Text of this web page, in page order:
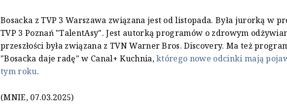
Bosacka z TVP 3 Warszawa związana jest od listopada. Była jurorką w
TVP 3 Poznań "TalentAsy". Jest autorką programów o zdrowym
przeszłości była związana z TVN Warner Bros. Discovery. Ma też
"Bosacka daje radę" w Canal+ Kuchnia,którego nowe odcinki mają
tym roku.
(MNIE, 07.03.2025)